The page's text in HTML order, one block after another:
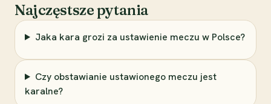
Najczęstsze pytania
Jaka kara grozi za ustawienie meczu w Polsce?
Czy obstawianie ustawionego meczu jest
karalne?